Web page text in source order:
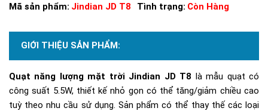
Mã sản phẩm: Jindian JD T8 Tình trạng: Còn Hàng
GIỚI THIỆU SẢN PHẨM:
Quạt năng lượng mặt trời Jindian JD T8 là mẫu quạt có
công suất 5.5W, thiết kế nhỏ gọn có thể tăng/giảm chiều cao
tuỳ theo nhu cầu sử dụng. Sản phẩm có thể thay thế các loại